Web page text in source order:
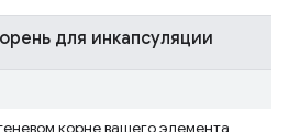
для инкапсуляции
корне вашего элемента